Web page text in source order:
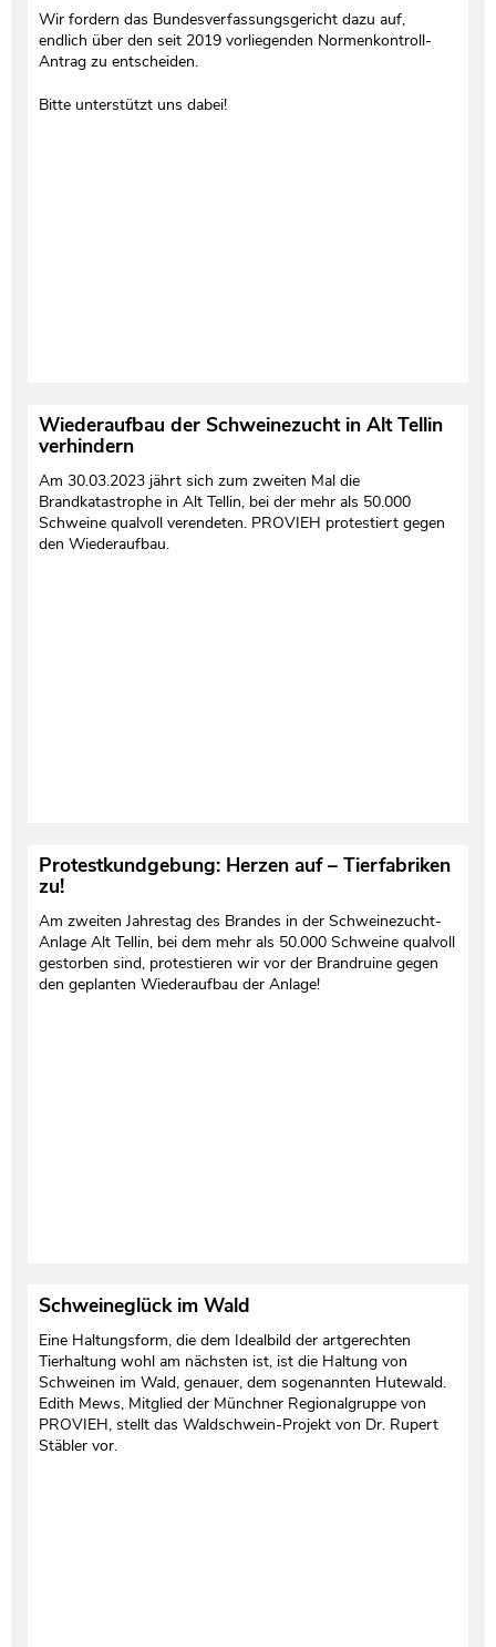
Wir fordern das Bundesverfassungsgericht dazu auf,
endlich über den seit 2019 vorliegenden Normenkontroll-
Antrag zu entscheiden.
Bitte unterstützt uns dabei!
Wiederaufbau der Schweinezucht in Alt Tellin
verhindern
Am 30.03.2023 jährt sich zum zweiten Mal die
Brandkatastrophe in Alt Tellin, bei der mehr als 50.000
Schweine qualvoll verendeten. PROVIEH protestiert gegen
den Wiederaufbau.
Protestkundgebung: Herzen auf – Tierfabriken
zu!
Am zweiten Jahrestag des Brandes in der Schweinezucht-
Anlage Alt Tellin, bei dem mehr als 50.000 Schweine qualvoll
gestorben sind, protestieren wir vor der Brandruine gegen
den geplanten Wiederaufbau der Anlage!
Schweineglück im Wald
Eine Haltungsform, die dem Idealbild der artgerechten
Tierhaltung wohl am nächsten ist, ist die Haltung von
Schweinen im Wald, genauer, dem sogenannten Hutewald.
Edith Mews, Mitglied der Münchner Regionalgruppe von
PROVIEH, stellt das Waldschwein-Projekt von Dr. Rupert
Stäbler vor.